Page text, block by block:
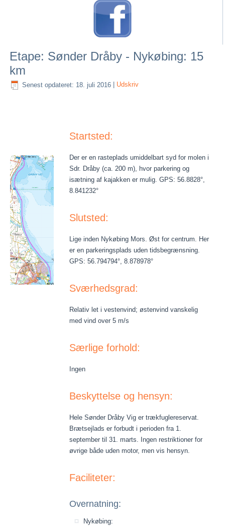
Etape: Sønder Dråby - Nykøbing: 15
km
Senest opdateret: 18. juli 2016 Udskriv
Startsted:
Der er en rasteplads umiddelbart syd for molen i
Sdr. Dråby (ca. 200 m), hvor parkering og
isætning af kajakken er mulig. GPS: 56.8828°,
8.841232°
Slutsted:
Lige inden Nykøbing Mors. Øst for centrum. Her
er en parkeringsplads uden tidsbegrænsning.
GPS: 56.794794°, 8.878978°
Sværhedsgrad:
Relativ let i vestenvind; østenvind vanskelig
med vind over 5 m/s
Særlige forhold:
Ingen
Beskyttelse og hensyn:
Hele Sønder Dråby Vig er trækfuglereservat.
Brætsejlads er forbudt i perioden fra 1.
september til 31. marts. Ingen restriktioner for
øvrige både uden motor, men vis hensyn.
Faciliteter:
Overnatning:
Nykøbing: